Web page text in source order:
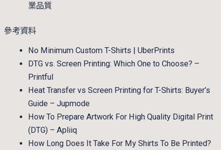
業品質
參考資料
No Minimum Custom T-Shirts | UberPrints
DTG vs. Screen Printing: Which One to Choose? –
Printful
Heat Transfer vs Screen Printing for T-Shirts: Buyer’s
Guide – Jupmode
How To Prepare Artwork For High Quality Digital Print
(DTG) – Apliiq
How Long Does It Take For My Shirts To Be Printed?